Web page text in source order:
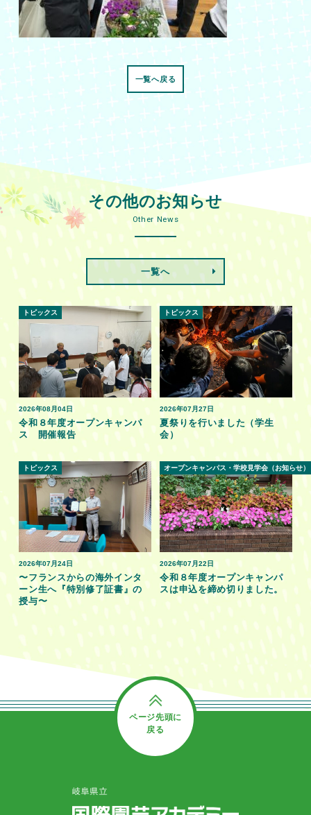
一覧へ戻る
その他のお知らせ
Other News
一覧へ
2026年08月04日
トピックス
令和８年度オープンキャンパ
ス 開催報告
2026年07月27日
トピックス
夏祭りを行いました（学生
会）
2026年07月24日
トピックス
〜フランスからの海外インタ
ーン生へ『特別修了証書』の
授与〜
2026年07月22日
オープンキャンパス・学校見学会（お知らせ）
令和８年度オープンキャンパ
スは申込を締め切りました。
ページ先頭に
戻る